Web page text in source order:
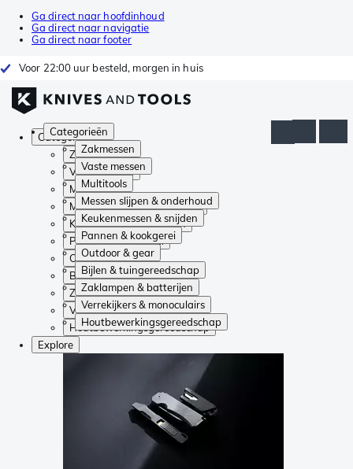
Ga direct naar hoofdinhoud
Ga direct naar navigatie
Ga direct naar footer
Voor 22:00 uur besteld, morgen in huis
Categorieën
Zakmessen
Vaste messen
Multitools
Messen slijpen & onderhoud
Keukenmessen & snijden
Pannen & kookgerei
Outdoor & gear
Bijlen & tuingereedschap
Zaklampen & batterijen
Verrekijkers & monoculairs
Houtbewerkingsgereedschap
Categorieën
Zakmessen
Vaste messen
Multitools
Messen slijpen & onderhoud
Keukenmessen & snijden
Pannen & kookgerei
Outdoor & gear
Bijlen & tuingereedschap
Zaklampen & batterijen
Verrekijkers & monoculairs
Houtbewerkingsgereedschap
Explore